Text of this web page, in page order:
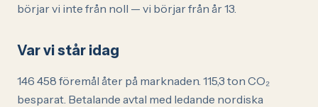
börjar vi inte från noll — vi börjar från år 13.
Var vi står idag
146 458 föremål åter på marknaden. 115,3 ton CO₂
besparat. Betalande avtal med ledande nordiska